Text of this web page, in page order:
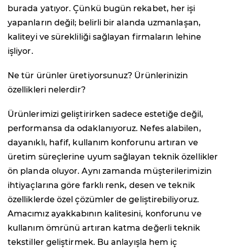
burada yatıyor. Çünkü bugün rekabet, her işi
yapanların değil; belirli bir alanda uzmanlaşan,
kaliteyi ve sürekliliği sağlayan firmaların lehine
işliyor.
Ne tür ürünler üretiyorsunuz? Ürünlerinizin
özellikleri nelerdir?
Ürünlerimizi geliştirirken sadece estetiğe değil,
performansa da odaklanıyoruz. Nefes alabilen,
dayanıklı, hafif, kullanım konforunu artıran ve
üretim süreçlerine uyum sağlayan teknik özellikler
ön planda oluyor. Aynı zamanda müşterilerimizin
ihtiyaçlarına göre farklı renk, desen ve teknik
özelliklerde özel çözümler de geliştirebiliyoruz.
Amacımız ayakkabının kalitesini, konforunu ve
kullanım ömrünü artıran katma değerli teknik
tekstiller geliştirmek. Bu anlayışla hem iç